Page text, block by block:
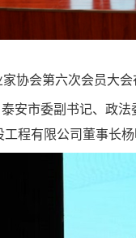
协会第六次会员大会
安市委副书记、政
程有限公司董事长